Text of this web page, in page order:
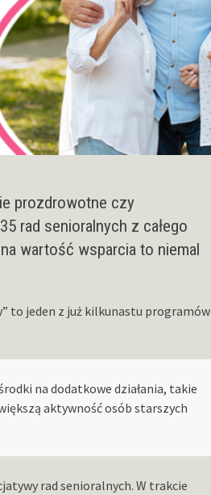
prozdrowotne czy
rad senioralnych z całego
wartość wsparcia to niemal
to jeden z już kilkunastu programów
na dodatkowe działania, takie
aktywność osób starszych
rad senioralnych. W trakcie